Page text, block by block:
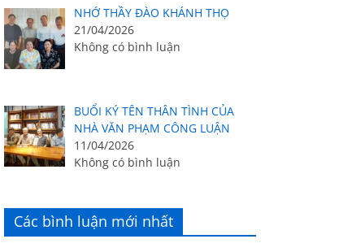
NHỚ THẦY ĐÀO KHÁNH THỌ
21/04/2026
Không có bình luận
BUỔI KÝ TÊN THÂN TÌNH CỦA
NHÀ VĂN PHẠM CÔNG LUẬN
11/04/2026
Không có bình luận
Các bình luận mới nhất